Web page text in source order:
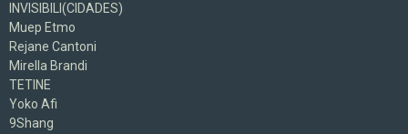
INVISIBILI(CIDADES)
Muep Etmo
Rejane Cantoni
Mirella Brandi
TETINE
Yoko Afi
9Shang